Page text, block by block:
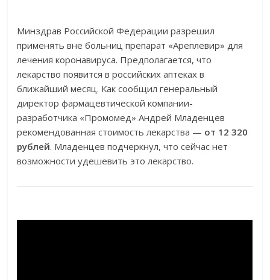
Минздрав Российской Федерации разрешил
применять вне больниц препарат «Ареплевир» для
лечения коронавируса. Предполагается, что
лекарство появится в российских аптеках в
ближайший месяц. Как сообщил генеральный
директор фармацевтической компании-
разработчика «Промомед» Андрей Младенцев
рекомендованная стоимость лекарства — от 12 320
рублей. Младенцев подчеркнул, что сейчас нет
возможности удешевить это лекарство.